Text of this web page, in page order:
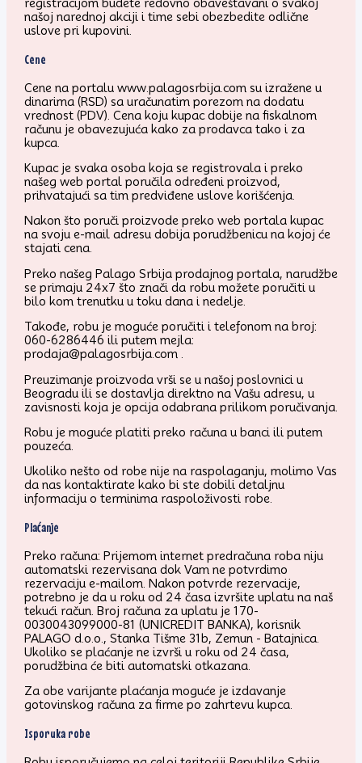
našoj narednoj akciji i time sebi obezbedite odlične
uslove pri kupovini.
Cene
Cene na portalu www.palagosrbija.com su izražene u
dinarima (RSD) sa uračunatim porezom na dodatu
vrednost (PDV). Cena koju kupac dobije na fiskalnom
računu je obavezujuća kako za prodavca tako i za
kupca.
Kupac je svaka osoba koja se registrovala i preko
našeg web portal poručila određeni proizvod,
prihvatajući sa tim predviđene uslove korišćenja.
Nakon što poruči proizvode preko web portala kupac
na svoju e-mail adresu dobija porudžbenicu na kojoj će
stajati cena.
Preko našeg Palago Srbija prodajnog portala, narudžbe
se primaju 24x7 što znači da robu možete poručiti u
bilo kom trenutku u toku dana i nedelje.
Takođe, robu je moguće poručiti i telefonom na broj:
060-6286446 ili putem mejla:
prodaja@palagosrbija.com .
Preuzimanje proizvoda vrši se u našoj poslovnici u
Beogradu ili se dostavlja direktno na Vašu adresu, u
zavisnosti koja je opcija odabrana prilikom poručivanja.
Robu je moguće platiti preko računa u banci ili putem
pouzeća.
Ukoliko nešto od robe nije na raspolaganju, molimo Vas
da nas kontaktirate kako bi ste dobili detaljnu
informaciju o terminima raspoloživosti robe.
Plaćanje
Preko računa: Prijemom internet predračuna roba niju
automatski rezervisana dok Vam ne potvrdimo
rezervaciju e-mailom. Nakon potvrde rezervacije,
potrebno je da u roku od 24 časa izvršite uplatu na naš
tekući račun. Broj računa za uplatu je 170-
0030043099000-81 (UNICREDIT BANKA), korisnik
PALAGO d.o.o., Stanka Tišme 31b, Zemun - Batajnica.
Ukoliko se plaćanje ne izvrši u roku od 24 časa,
porudžbina će biti automatski otkazana.
Za obe varijante plaćanja moguće je izdavanje
gotovinskog računa za firme po zahrtevu kupca.
Isporuka robe